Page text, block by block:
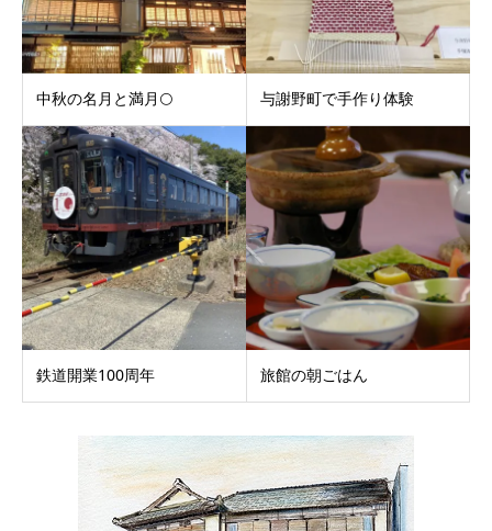
中秋の名月と満月🌕 与謝野町で手作り体験
鉄道開業100周年 旅館の朝ごはん